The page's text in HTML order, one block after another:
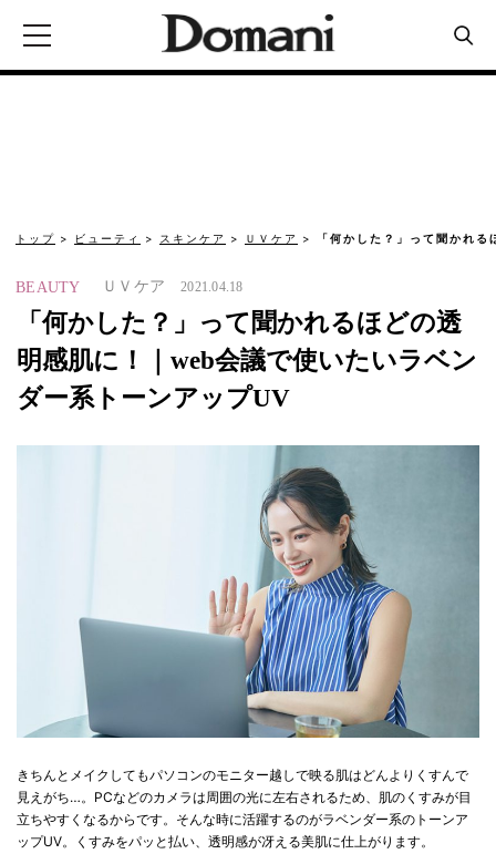
トップ ビューティ スキンケア ＵＶケア 「何かした？」って聞かれ
BEAUTY ＵＶケア 2021.04.18
「何かした？」って聞かれるほどの透
明感肌に！｜web会議で使いたいラベン
ダー系トーンアップUV
きちんとメイクしてもパソコンのモニター越しで映る肌はどんよりくすんで
見えがち…。PCなどのカメラは周囲の光に左右されるため、肌のくすみが目
立ちやすくなるからです。そんな時に活躍するのがラベンダー系のトーンア
ップUV。くすみをパッと払い、透明感が冴える美肌に仕上がります。